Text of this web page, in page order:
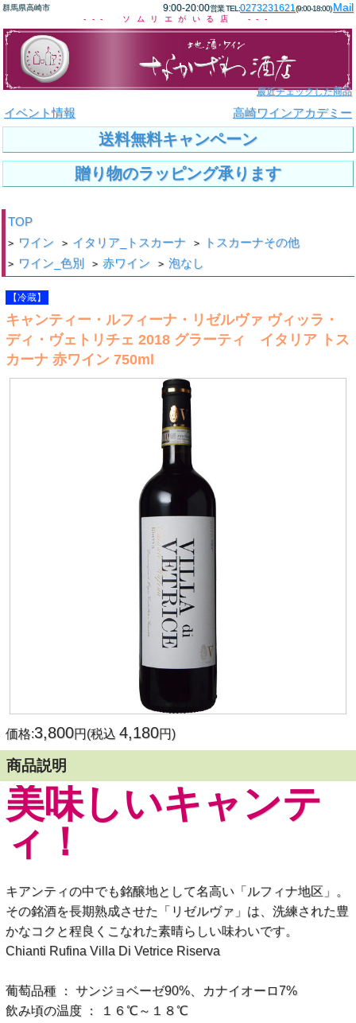
群馬県高崎市 9:00-20:00営業 TEL:0273231621(9:00-18:00)Mail
--- ソムリエがいる店 ---
最近チェックした商品
イベント情報 高崎ワインアカデミー
送料無料キャンペーン
贈り物のラッピング承ります
TOP
> ワイン > イタリア_トスカーナ > トスカーナその他
> ワイン_色別 > 赤ワイン > 泡なし
【冷蔵】
キャンティー・ルフィーナ・リゼルヴァ ヴィッラ・
ディ・ヴェトリチェ 2018 グラーティ イタリア トス
カーナ 赤ワイン 750ml
価格:3,800円(税込 4,180円)
商品説明
美味しいキャンテ
ィ！
キアンティの中でも銘醸地として名高い「ルフィナ地区」。
その銘酒を長期熟成させた「リゼルヴァ」は、洗練された豊
かなコクと程良くこなれた素晴らしい味わいです。
Chianti Rufina Villa Di Vetrice Riserva
葡萄品種 ： サンジョベーゼ90%、カナイオーロ7%
飲み頃の温度 ： １６℃～１８℃